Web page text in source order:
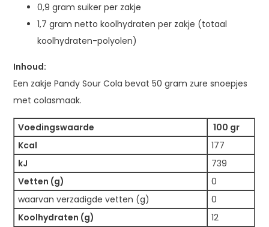
0,9 gram suiker per zakje
1,7 gram netto koolhydraten per zakje (totaal
koolhydraten-polyolen)
Inhoud:
Een zakje Pandy Sour Cola bevat 50 gram zure snoepjes
met colasmaak.
Voedingswaarde
100 gr
Kcal
177
kJ
739
Vetten (g)
0
waarvan verzadigde vetten (g)
0
Koolhydraten (g)
12